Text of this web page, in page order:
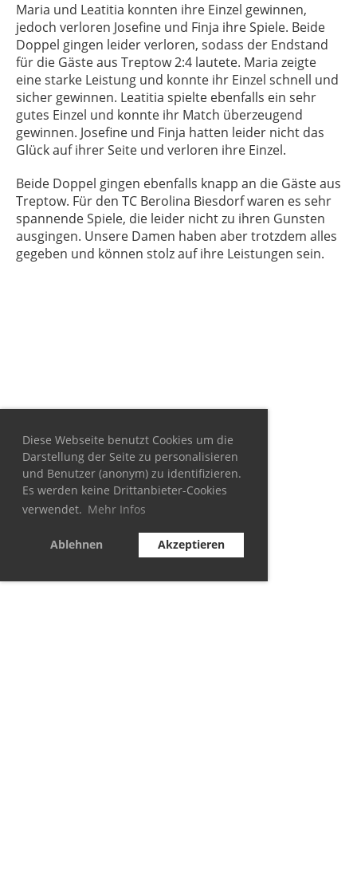
Diese Webseite benutzt Cookies um die
Darstellung der Seite zu personalisieren
und Benutzer (anonym) zu identifizieren.
Es werden keine Drittanbieter-Cookies
verwendet. Mehr Infos
Ablehnen Akzeptieren
Maria und Leatitia konnten ihre Einzel gewinnen,
jedoch verloren Josefine und Finja ihre Spiele. Beide
Doppel gingen leider verloren, sodass der Endstand
für die Gäste aus Treptow 2:4 lautete. Maria zeigte
eine starke Leistung und konnte ihr Einzel schnell und
sicher gewinnen. Leatitia spielte ebenfalls ein sehr
gutes Einzel und konnte ihr Match überzeugend
gewinnen. Josefine und Finja hatten leider nicht das
Glück auf ihrer Seite und verloren ihre Einzel.
Beide Doppel gingen ebenfalls knapp an die Gäste aus
Treptow. Für den TC Berolina Biesdorf waren es sehr
spannende Spiele, die leider nicht zu ihren Gunsten
ausgingen. Unsere Damen haben aber trotzdem alles
gegeben und können stolz auf ihre Leistungen sein.